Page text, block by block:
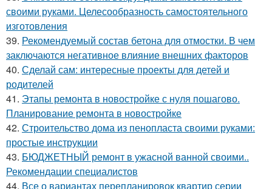
своими руками. Целесообразность самостоятельного
изготовления
39. Рекомендуемый состав бетона для отмостки. В чем
заключаются негативное влияние внешних факторов
40. Сделай сам: интересные проекты для детей и
родителей
41. Этапы ремонта в новостройке с нуля пошагово.
Планирование ремонта в новостройке
42. Строительство дома из пенопласта своими руками:
простые инструкции
43. БЮДЖЕТНЫЙ ремонт в ужасной ванной своими..
Рекомендации специалистов
44. Все о вариантах перепланировок квартир серии